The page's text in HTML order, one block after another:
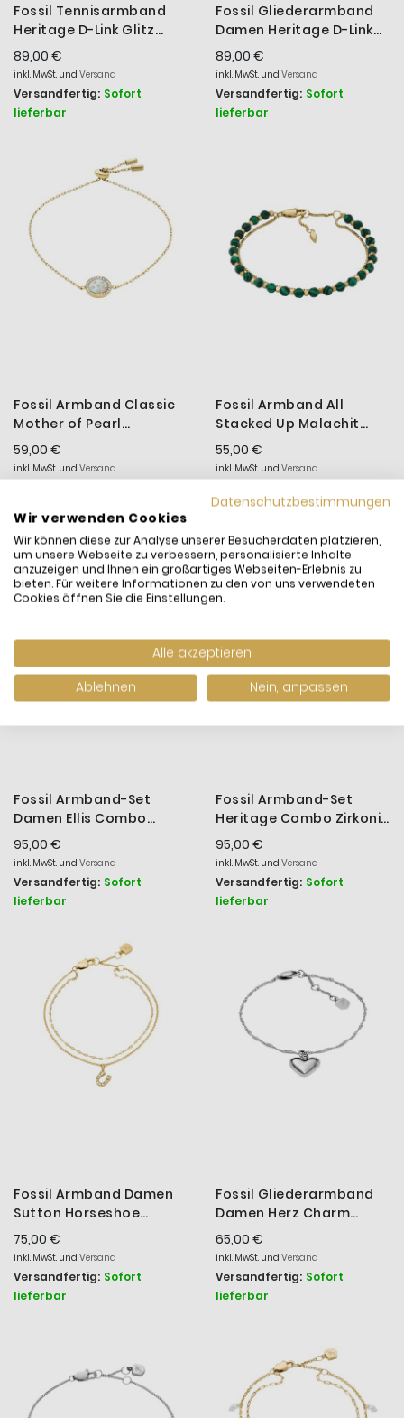
Fossil Tennisarmband
Heritage D-Link Glitz
Metall Gold-Ton
JA7281998
89,00 €
inkl. MwSt. und Versand
Versandfertig: Sofort
lieferbar
Fossil Gliederarmband
Damen Heritage D-Link
Glitz Metall JA7273040
89,00 €
inkl. MwSt. und Versand
Versandfertig: Sofort
lieferbar
Fossil Armband Classic
Mother of Pearl
Edelstahl Gold-Ton
JF04866710
59,00 €
inkl. MwSt. und Versand
Fossil Armband All
Stacked Up Malachit
Edelstahl Gold-Ton
JF04541710
55,00 €
inkl. MwSt. und Versand
lieferbar
Fossil Armband-Set
Damen Ellis Combo
Metall Gold-Ton
JA7293SET
95,00 €
inkl. MwSt. und Versand
Versandfertig: Sofort
lieferbar
Fossil Armband-Set
Heritage Combo Zirkonia
Metall Gold-Ton
JA7292SET
95,00 €
inkl. MwSt. und Versand
Versandfertig: Sofort
lieferbar
Fossil Armband Damen
Sutton Horseshoe
Edelstahl Goldfarben
JF04907710
75,00 €
inkl. MwSt. und Versand
Versandfertig: Sofort
lieferbar
Fossil Gliederarmband
Damen Herz Charm
Edelstahl Silber-Ton
JF04837040
65,00 €
inkl. MwSt. und Versand
Versandfertig: Sofort
lieferbar
Datenschutzbestimmungen
Wir verwenden Cookies
Wir können diese zur Analyse unserer Besucherdaten platzieren,
um unsere Webseite zu verbessern, personalisierte Inhalte
anzuzeigen und Ihnen ein großartiges Webseiten-Erlebnis zu
bieten. Für weitere Informationen zu den von uns verwendeten
Cookies öffnen Sie die Einstellungen.
Alle akzeptieren
Ablehnen
Nein, anpassen